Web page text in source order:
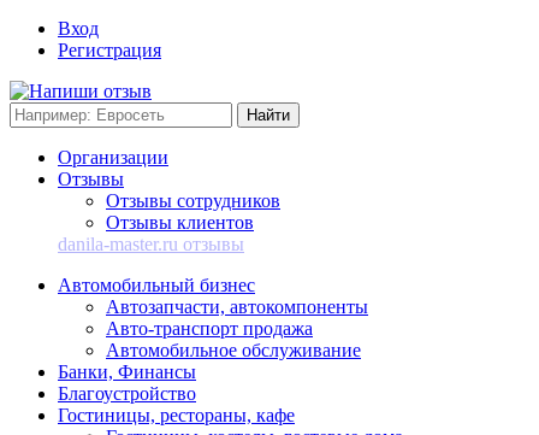
Вход
Регистрация
Организации
Отзывы
Отзывы сотрудников
Отзывы клиентов
danila-master.ru отзывы
Автомобильный бизнес
Автозапчасти, автокомпоненты
Авто-транспорт продажа
Автомобильное обслуживание
Банки, Финансы
Благоустройство
Гостиницы, рестораны, кафе